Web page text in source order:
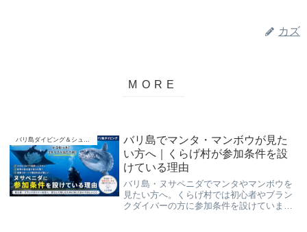
カズ
バリ島ダイビング＆シュノーケリング
バリ島でマンタ・マンボウが見た
い方へ｜くらげ村が参加条件を設
けている理由
バリ島・ヌサペニダでマンタやマンボウを
見たい方へ。くらげ村では初心者やブラン
クダイバーの方に参加条件を設けていま